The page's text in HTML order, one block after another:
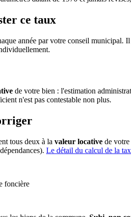
ce taux
année par votre conseil municipal.
de votre bien : l'estimation
n'est pas contestable non plus.
tous deux à la valeur locative de
Le détail du calcul de la
foncière